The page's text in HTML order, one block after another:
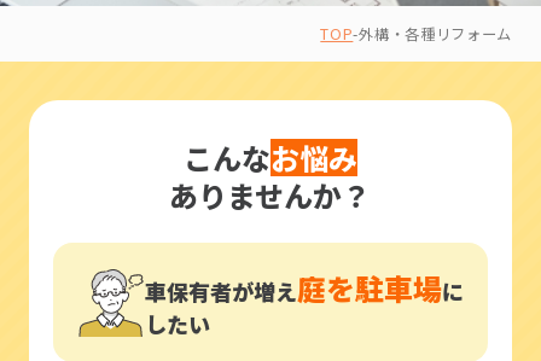
TOP-外構・各種リフォーム
こんなお悩み
ありませんか？
車保有者が増え庭を駐車場に
したい